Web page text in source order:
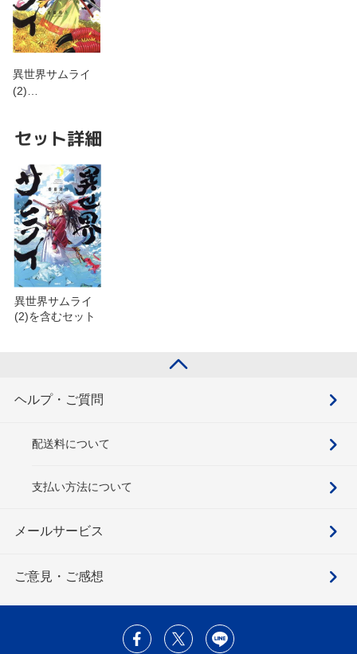
異世界サムライ
(2)…
セット詳細
異世界サムライ
(2)を含むセット
ヘルプ・ご質問
配送料について
支払い方法について
メールサービス
ご意見・ご感想